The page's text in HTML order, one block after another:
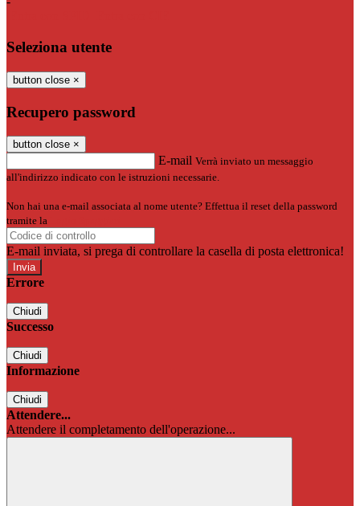
Seleziona utente
button close ×
Recupero password
button close ×
E-mail Verrà inviato un messaggio
all'indirizzo indicato con le istruzioni necessarie.
Non hai una e-mail associata al nome utente? Effettua il reset della password
tramite la
E-mail inviata, si prega di controllare la casella di posta elettronica!
Errore
Chiudi
Successo
Chiudi
Informazione
Chiudi
Attendere...
Attendere il completamento dell'operazione...